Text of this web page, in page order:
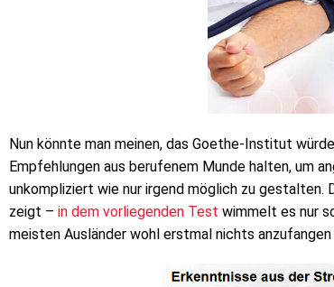
Nun könnte man meinen, das Goethe-Institut
Empfehlungen aus berufenem Munde halten, um
unkompliziert wie nur irgend möglich zu
zeigt – in dem vorliegenden Test wimmelt es nur
meisten Ausländer wohl erstmal nichts anzufangen